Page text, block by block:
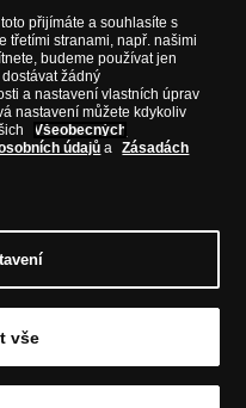
nákup
661/4, 186 00 Praha 8; Tel.:
toto přijímáte a souhlasíte s
třetími stranami, např. našimi
budeme používat jen
žádný
a nastavení vlastních úprav
nastavení můžete kdykoliv
Všeobecných
údajů a
Zásadách
vše